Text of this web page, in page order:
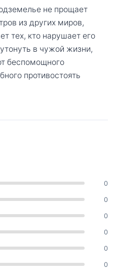
не прощает
из других миров,
тех, кто нарушает его
в чужой жизни,
беспомощного
противостоять
0
0
0
0
0
0